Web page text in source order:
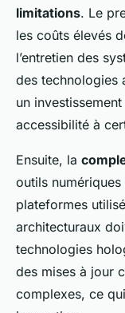
limitations. Le
les coûts élevés
l’entretien des
des technologies
un
accessibilité à
Ensuite, la
outils
plateformes
architecturaux
technologies
des mises à jour
complexes, ce